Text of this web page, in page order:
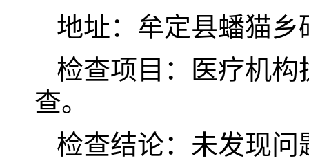
地址：牟定县蟠猫乡
检查项目：医疗机
查。
检查结论：未发现问